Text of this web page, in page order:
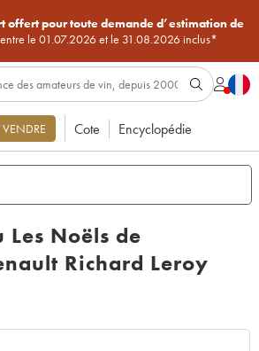
offert pour toute demande d’estimation de
le 01.07.2026 et le 31.08.2026 inclus*
VENDRE Cote Encyclopédie
Les Noëls de
Richard Leroy